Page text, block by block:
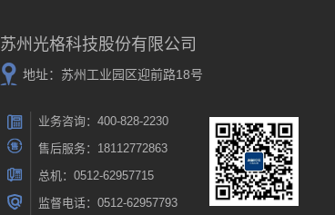
苏州光格科技股份有限公司
地址：苏州工业园区迎前路18号
业务咨询：400-828-2230
售后服务：18112772863
总机：0512-62957715
监督电话：0512-62957793